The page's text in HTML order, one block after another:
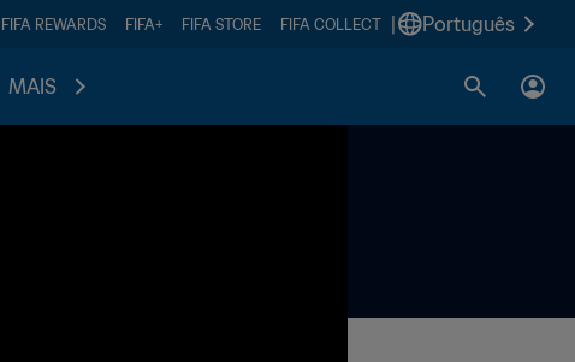
FIFA REWARDS FIFA+ FIFA STORE FIFA COLLECT Português
MAIS